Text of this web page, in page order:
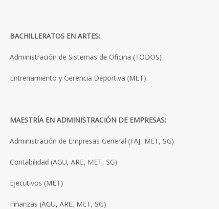
BACHILLERATOS EN ARTES:
Administración de Sistemas de Oficina (TODOS)
Entrenamiento y Gerencia Deportiva (MET)
MAESTRÍA EN ADMINISTRACIÓN DE EMPRESAS:
Administración de Empresas General (FAJ, MET, SG)
Contabilidad (AGU, ARE, MET, SG)
Ejecutivos (MET)
Finanzas (AGU, ARE, MET, SG)